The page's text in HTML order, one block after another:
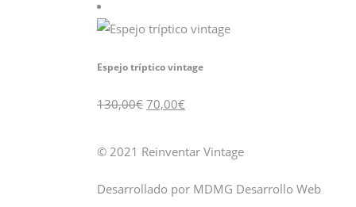
170,00€.90,00€.
Espejo tríptico vintage
130,00€ El
precio
130,00€.
70,00€precio
70,00€.
© 2021 Reinventar Vintage
Desarrollado por MDMG Desarrollo Web